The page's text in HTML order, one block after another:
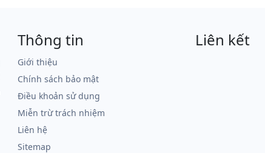
Thông tin
Giới thiệu
Chính sách bảo mật
Điều khoản sử dụng
Miễn trừ trách nhiệm
Liên hệ
Sitemap
Liên kết